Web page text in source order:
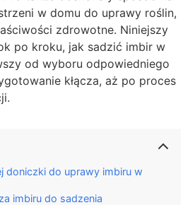
w domu do uprawy roślin,
zdrowotne. Niniejszy
po kroku, jak sadzić imbir w
od wyboru odpowiedniego
kłącza, aż po proces
doniczki do uprawy imbiru w
imbiru do sadzenia